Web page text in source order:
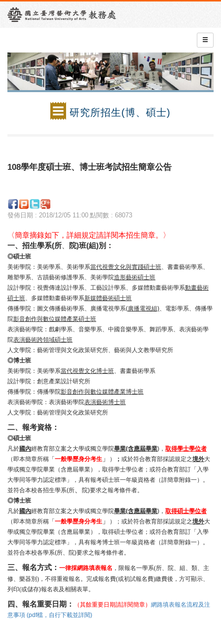
研究所招生(博、碩士)
108學年度碩士班、博士班考試招生簡章公告
發佈日期 : 2018/12/05 11:00 點閱數 : 68073
〈簡章摘錄如下，詳細規定請詳閱本招生簡章。〉
一、招生學系(所
院)班(組)別：
◎碩士班
美術學院：美術學系、美術學系當代視覺文化與實踐碩士班、書畫藝術學系、
雕塑學系、古蹟藝術修護學系、美術學院造形藝術碩士班
設計學院：視覺傳達設計學系、工藝設計學系、多媒體動畫藝術學系動畫藝術
碩士班、多媒體動畫藝術學系新媒體藝術碩士班
傳播學院：圖文傳播藝術學系、廣播電視學系(廣播電視組)、電影學系、傳播學
院影音創作與數位媒體產業碩士班
表演藝術學院：戲劇學系、音樂學系、中國音樂學系、舞蹈學系、表演藝術學
院表演藝術跨領域碩士班
人文學院：藝術管理與文化政策研究所、藝術與人文教學研究所
◎博士班
美術學院：美術學系當代視覺文化博士班、書畫藝術學系
設計學院：創意產業設計研究所
傳播學院：傳播學院影音創作與數位媒體產業博士班
表演藝術學院：表演藝術學院表演藝術博士班
人文學院：藝術管理與文化政策研究所
二、報考資格：
◎碩士班
凡於國內經教育部立案之大學或獨立學院畢業(含應屆畢業)， 取得學士學位者
（ 即本簡章所稱 「 一般學歷身分考生 」 ） ； 或於符合教育部採認規定之境外大
學或獨立學院畢業（含應屆畢業），取得學士學位者；或符合教育部訂「入學
大學同等學力認定標準」，具有報考碩士班一年級資格者（詳簡章附錄一）。
並符合本校各招生學系(所
院)要求之報考條件者。
◎博士班
凡於國內經教育部立案之大學或獨立學院畢業(含應屆畢業)， 取得碩士學位者
（ 即本簡章所稱 「 一般學歷身分考生 」 ）； 或於符合教育部採認規定之境外大
學或獨立學院畢業（含應屆畢業），取得碩士學位者；或符合教育部訂「入學
大學同等學力認定標準」，具有報考博士班一年級資格者（詳簡章附錄一）。
並符合本校各學系(所、院)要求之報考條件者。
三、報名方式： 一律採網路填表報名 ，限報名一學系(所、院、 組、類、主
修、樂器別 ) ，不得重複報名。完成報名費(或初試報名費)繳費後，方可顯示、
列印(或儲存)報名表及相關表單。
四、報名重要日期： （其餘重要日期請詳閱簡章） 網路填表報名流程及注
意事項 (pdf檔，自行下載並詳閱)